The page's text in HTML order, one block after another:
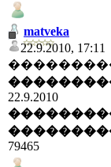
matveka
22.9.2010, 17:11
22.9.2010
79465